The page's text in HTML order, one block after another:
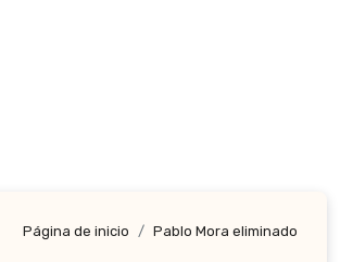
Página de inicio Pablo Mora eliminado